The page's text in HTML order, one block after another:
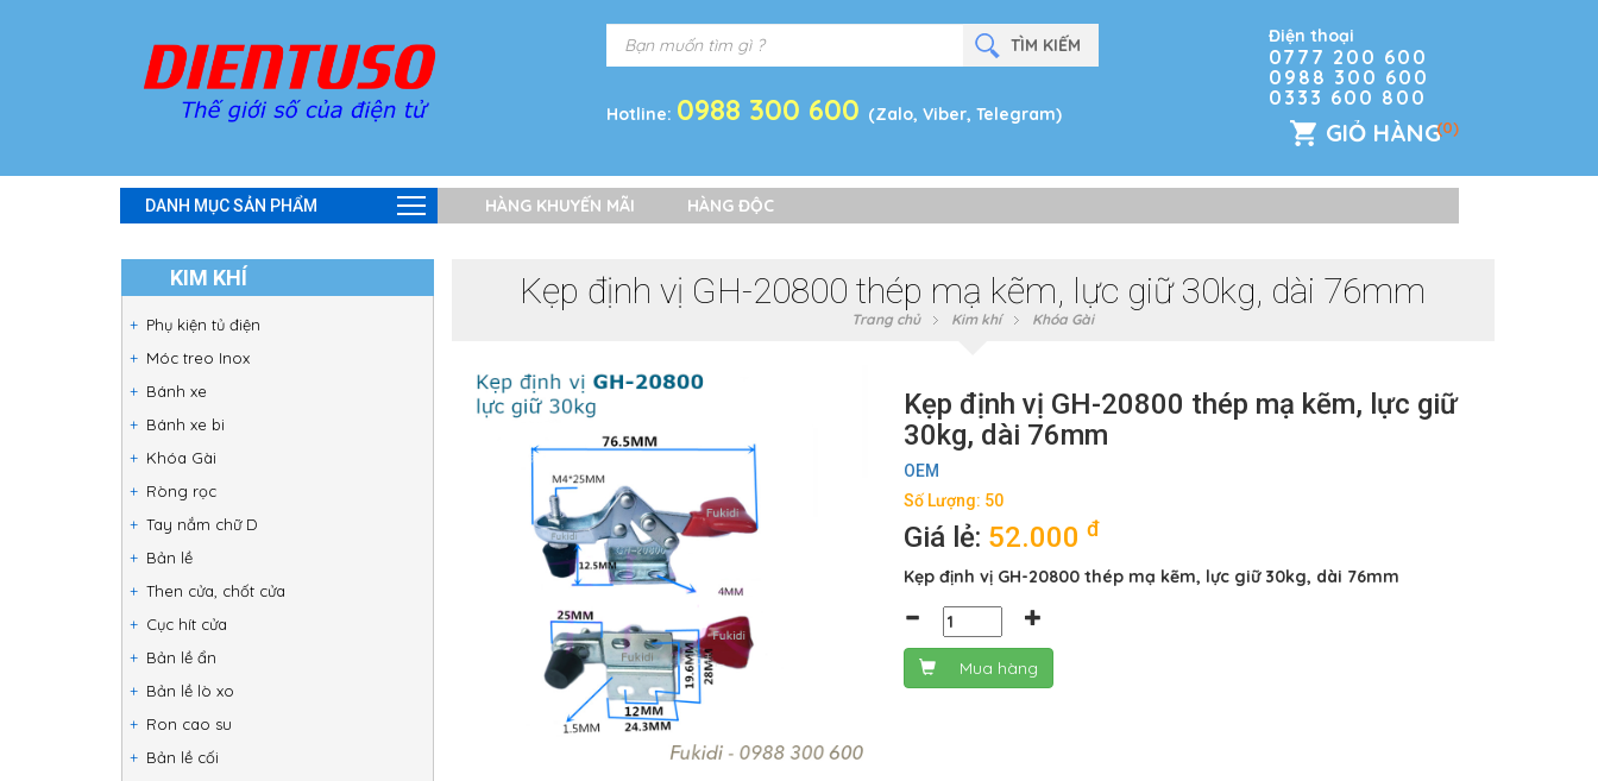
Hotline: 0988 300 600 (Zalo, Viber, Telegram)
Điện thoại
0777 200 600
0988 300 600
0333 600 800
GIỎ HÀNG(0)
DANH MỤC SẢN PHẨM HÀNG KHUYẾN MÃI HÀNG ĐỘC
KIM KHÍ
Phụ kiện tủ điện
Móc treo Inox
Bánh xe
Bánh xe bi
Khóa Gài
Ròng rọc
Tay nắm chữ D
Bản lề
Then cửa, chốt cửa
Cục hít cửa
Bản lề ẩn
Bản lề lò xo
Ron cao su
Bản lề cối
Kẹp định vị GH-20800 thép mạ kẽm, lực giữ 30kg, dài 76mm
Trang chủ Kim khí Khóa Gài
Kẹp định vị GH-20800 thép mạ kẽm, lực giữ
30kg, dài 76mm
OEM
Số Lượng: 50
Giá lẻ: 52.000đ
Kẹp định vị GH-20800 thép mạ kẽm, lực giữ 30kg, dài 76mm
Mua hàng